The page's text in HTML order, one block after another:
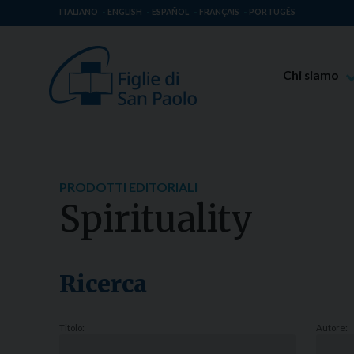
ITALIANO ENGLISH ESPAÑOL FRANÇAIS PORTUGÊS
Chi siamo
PRODOTTI EDITORIALI
Spirituality
Ricerca
Titolo: Autore: